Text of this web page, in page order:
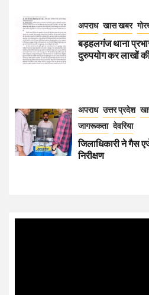
अपराध खास खबर
बड़हलगंज थाना
दुरुपयोग कर लाखों
अपराध उत्तर प्रदेश
जागरूकता देवरिया
जिलाधिकारी ने गैस
निरीक्षण